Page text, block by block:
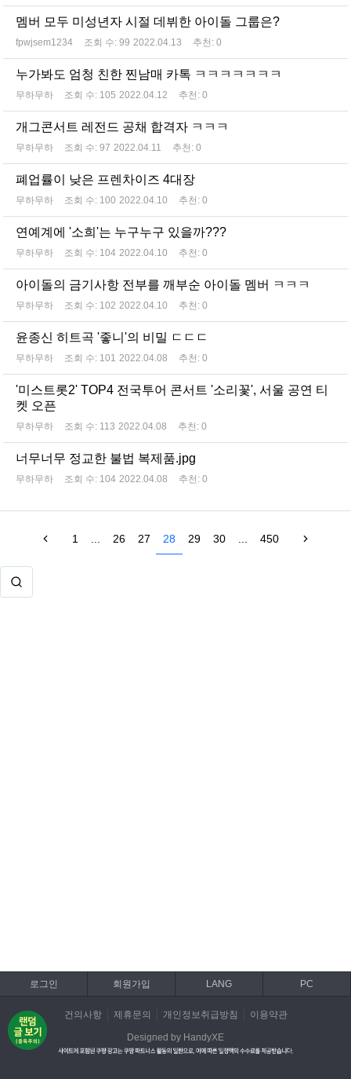
멤버 모두 미성년자 시절 데뷔한 아이돌 그룹은?
fpwjsem1234 조회 수: 99 2022.04.13 추천: 0
누가봐도 엄청 친한 찐남매 카톡 ㅋㅋㅋㅋㅋㅋㅋ
무하무하 조회 수: 105 2022.04.12 추천: 0
개그콘서트 레전드 공채 합격자 ㅋㅋㅋ
무하무하 조회 수: 97 2022.04.11 추천: 0
폐업률이 낮은 프렌차이즈 4대장
무하무하 조회 수: 100 2022.04.10 추천: 0
연예계에 '소희'는 누구누구 있을까???
무하무하 조회 수: 104 2022.04.10 추천: 0
아이돌의 금기사항 전부를 깨부순 아이돌 멤버 ㅋㅋㅋ
무하무하 조회 수: 102 2022.04.10 추천: 0
윤종신 히트곡 '좋니'의 비밀 ㄷㄷㄷ
무하무하 조회 수: 101 2022.04.08 추천: 0
'미스트롯2' TOP4 전국투어 콘서트 '소리꽃', 서울 공연 티
켓 오픈
무하무하 조회 수: 113 2022.04.08 추천: 0
너무너무 정교한 불법 복제품.jpg
무하무하 조회 수: 104 2022.04.08 추천: 0
1 26 27 28 29 30 450
로그인 회원가입 LANG PC
건의사항 제휴문의 개인정보취급방침 이용약관
Designed by HandyXE